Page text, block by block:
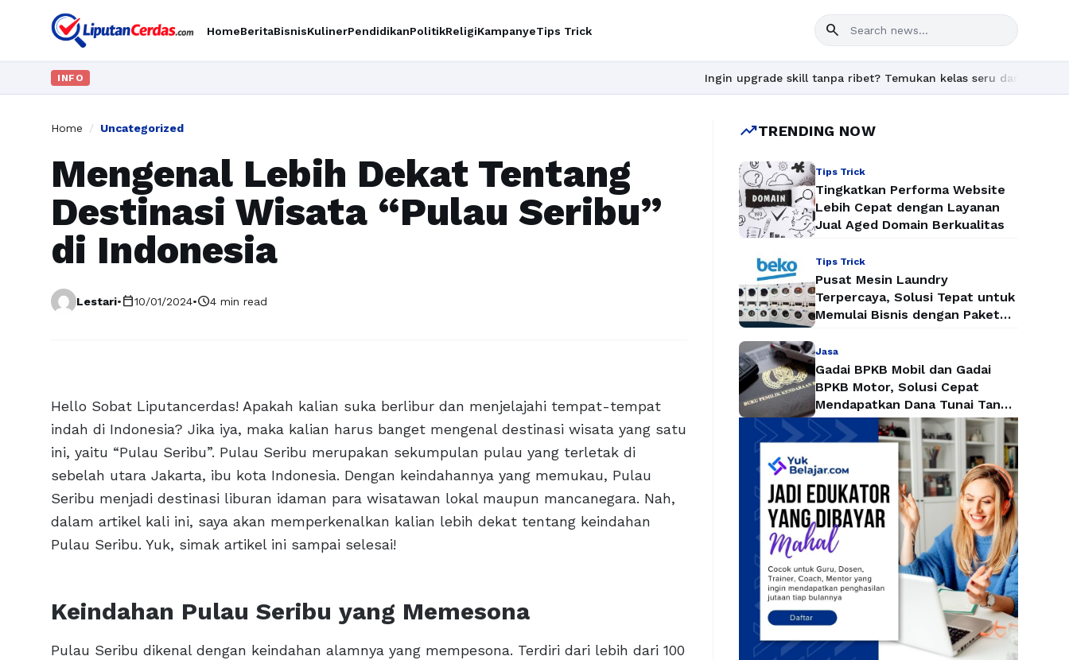
HomeBeritaBisnisKulinerPendidikanPolitikReligiKampanyeTips Trick search
INFO Ingin upgrade skill tanpa ribet? Temukan kelas seru dan materi
Home / Uncategorized
Mengenal Lebih Dekat Tentang
Destinasi Wisata “Pulau Seribu”
di Indonesia
Lestari•calendar_today10/01/2024•schedule4 min read
Hello Sobat Liputancerdas! Apakah kalian suka berlibur dan menjelajahi tempat-tempat
indah di Indonesia? Jika iya, maka kalian harus banget mengenal destinasi wisata yang satu
ini, yaitu “Pulau Seribu”. Pulau Seribu merupakan sekumpulan pulau yang terletak di
sebelah utara Jakarta, ibu kota Indonesia. Dengan keindahannya yang memukau, Pulau
Seribu menjadi destinasi liburan idaman para wisatawan lokal maupun mancanegara. Nah,
dalam artikel kali ini, saya akan memperkenalkan kalian lebih dekat tentang keindahan
Pulau Seribu. Yuk, simak artikel ini sampai selesai!
Keindahan Pulau Seribu yang Memesona
Pulau Seribu dikenal dengan keindahan alamnya yang mempesona. Terdiri dari lebih dari 100
trending_upTRENDING NOW
Tips Trick
Tingkatkan Performa Website
Lebih Cepat dengan Layanan
Jual Aged Domain Berkualitas
Tips Trick
Pusat Mesin Laundry
Terpercaya, Solusi Tepat untuk
Memulai Bisnis dengan Paket
Jasa
Gadai BPKB Mobil dan Gadai
BPKB Motor, Solusi Cepat
Mendapatkan Dana Tunai Tanpa
Kehilangan Kendaraan